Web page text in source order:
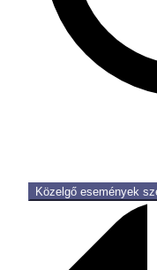
Közelgő események